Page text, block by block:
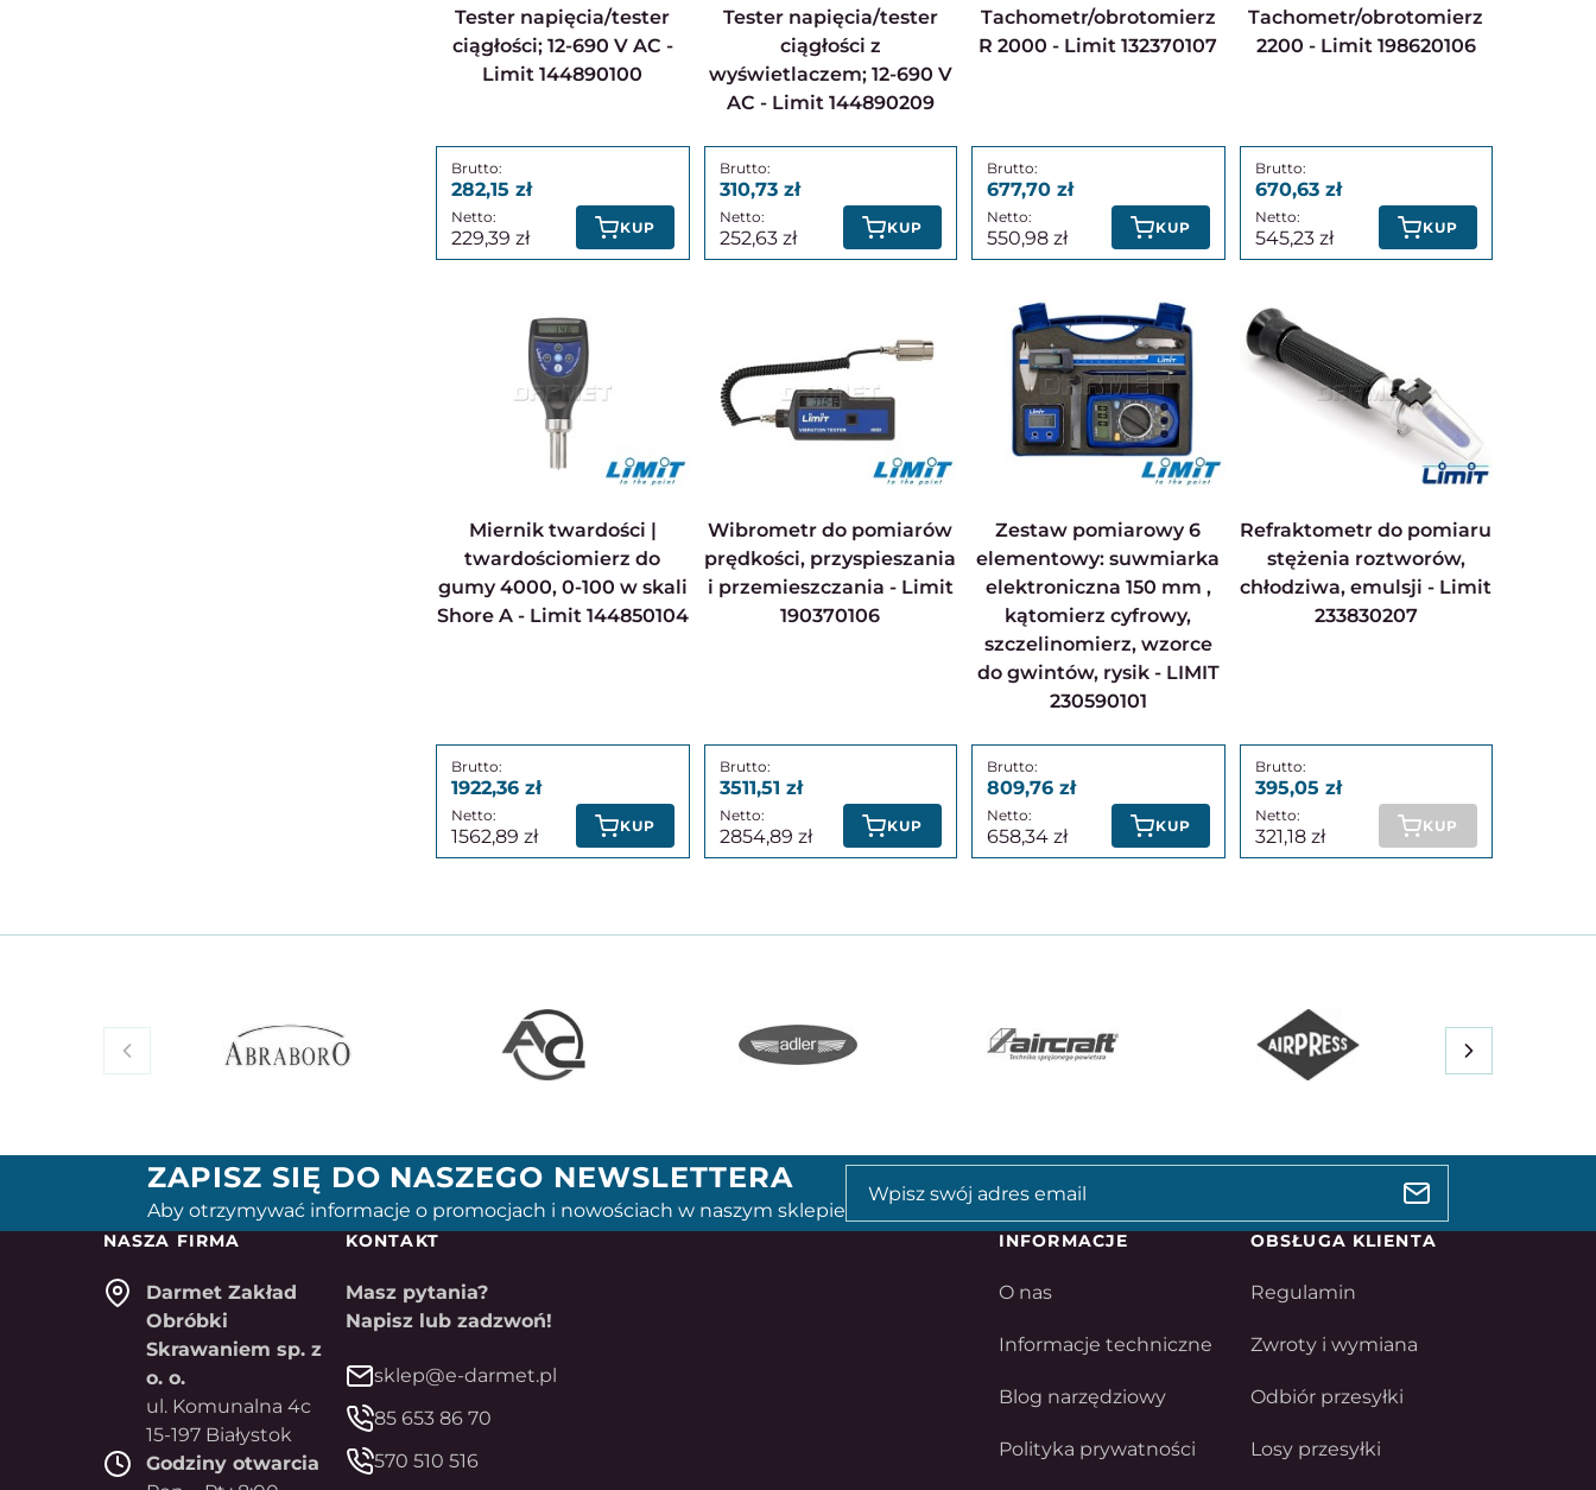
Tester napięcia/tester
ciągłości; 12-690 V AC -
Limit 144890100
282,15
229,39 KUP
Tester napięcia/tester
ciągłości z
wyświetlaczem; 12-690 V
AC - Limit 144890209
310,73
252,63 KUP
Tachometr/obrotomierz
R 2000 - Limit 132370107
677,70
550,98 KUP
Tachometr/obrotomierz
2200 - Limit 198620106
670,63
545,23 KUP
Miernik twardości |
twardościomierz do
gumy 4000, 0-100 w skali
Shore A - Limit 144850104
1922,36
1562,89 KUP
Wibrometr do pomiarów
prędkości, przyspieszania
i przemieszczania - Limit
190370106
3511,51
2854,89 KUP
Zestaw pomiarowy 6
elementowy: suwmiarka
elektroniczna 150 mm ,
kątomierz cyfrowy,
szczelinomierz, wzorce
do gwintów, rysik - LIMIT
230590101
809,76
658,34 KUP
Refraktometr do pomiaru
stężenia roztworów,
chłodziwa, emulsji - Limit
233830207
395,05
321,18 KUP
ZAPISZ SIĘ DO NASZEGO NEWSLETTERA
Aby otrzymywać informacje o promocjach i nowościach w naszym sklepie
NASZA FIRMA
Darmet Zakład
Obróbki
Skrawaniem sp. z
o. o.
ul. Komunalna 4c
15-197 Białystok
Godziny otwarcia
KONTAKT
Masz pytania?
Napisz lub zadzwoń!
sklep@e-darmet.pl
85 653 86 70
570 510 516
INFORMACJE
O nas
Informacje techniczne
Blog narzędziowy
Polityka prywatności
OBSŁUGA KLIENTA
Regulamin
Zwroty i wymiana
Odbiór przesyłki
Losy przesyłki